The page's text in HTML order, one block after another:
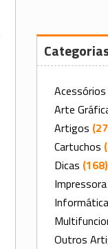
Acessórios
Arte
Artigos
Cartuchos
Dicas (168)
Impressora
Informática
Outros